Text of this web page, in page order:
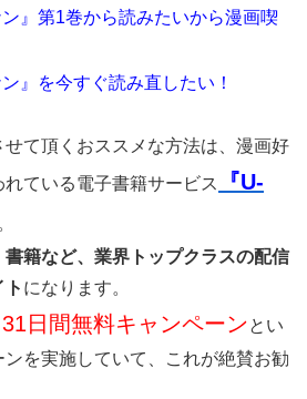
』第1巻から読みたいから漫画喫
』を今すぐ読み直したい！
て頂くおススメな方法は、漫画好
ている電子書籍サービス
『U-
籍など、業界トップクラスの配信
になります。
31日間無料キャンペーンとい
ンを実施していて、これが絶賛お勧